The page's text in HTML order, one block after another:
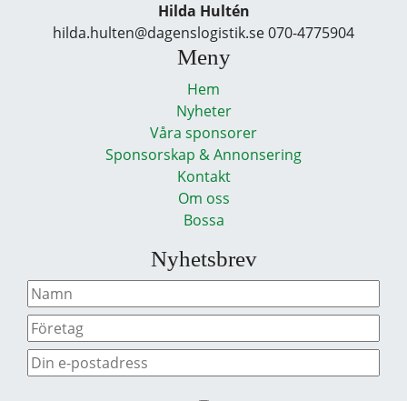
Hilda Hultén
hilda.hulten@dagenslogistik.se 070-4775904
Meny
Hem
Nyheter
Våra sponsorer
Sponsorskap & Annonsering
Kontakt
Om oss
Bossa
Nyhetsbrev